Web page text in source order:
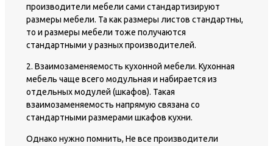
производители мебели сами стандартизируют
размеры мебели. Та как размеры листов стандартны,
то и размеры мебели тоже получаются
стандартными у разных производителей.
2. Взаимозаменяемость кухонной мебели. Кухонная
мебель чаще всего модульная и набирается из
отдельных модулей (шкафов). Такая
взаимозаменяемость напрямую связана со
стандартными размерами шкафов кухни.
Однако нужно помнить, Не все производители